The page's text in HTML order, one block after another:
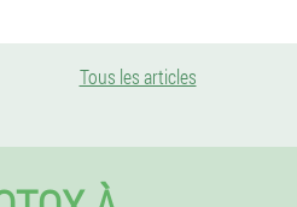
Tous les articles